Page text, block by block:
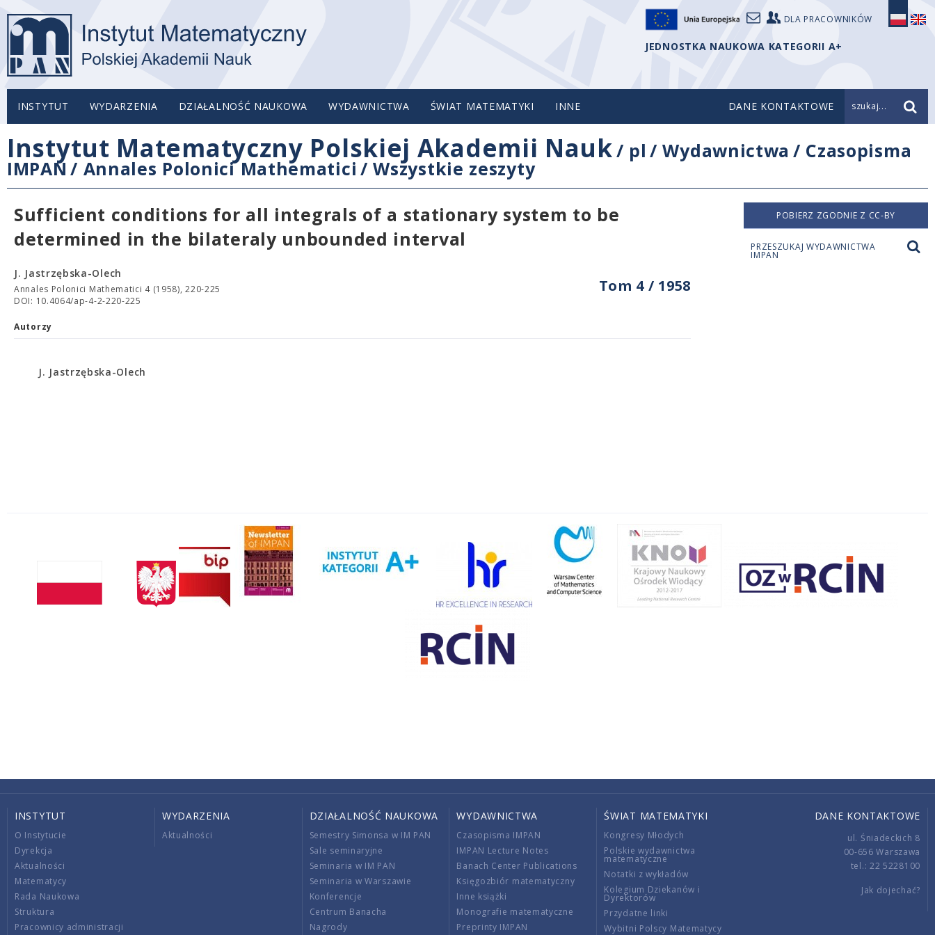
DLA PRACOWNIKÓW
JEDNOSTKA NAUKOWA KATEGORII A+
INSTYTUT WYDARZENIA DZIAŁALNOŚĆ NAUKOWA WYDAWNICTWA ŚWIAT MATEMATYKI INNE DANE KONTAKTOWE szukaj...
Instytut Matematyczny Polskiej Akademii Nauk/ pl /Wydawnictwa / Czasopisma
IMPAN / Annales Polonici Mathematici /Wszystkie zeszyty
Sufficient conditions for all integrals of a stationary system to be
determined in the bilateraly unbounded interval
Tom 4 / 1958
J. Jastrzębska-Olech
Annales Polonici Mathematici 4 (1958), 220-225
DOI: 10.4064/ap-4-2-220-225
Autorzy
J. Jastrzębska-Olech
POBIERZ ZGODNIE Z CC-BY
PRZESZUKAJ WYDAWNICTWA
IMPAN
INSTYTUT
O Instytucie
Dyrekcja
Aktualności
Matematycy
Rada Naukowa
Struktura
Pracownicy administracji
WYDARZENIA
Aktualności
DZIAŁALNOŚĆ NAUKOWA
Semestry Simonsa w IM PAN
Sale seminaryjne
Seminaria w IM PAN
Seminaria w Warszawie
Konferencje
Centrum Banacha
Nagrody
WYDAWNICTWA
Czasopisma IMPAN
IMPAN Lecture Notes
Banach Center Publications
Księgozbiór matematyczny
Inne książki
Monografie matematyczne
Preprinty IMPAN
ŚWIAT MATEMATYKI
Kongresy Młodych
Polskie wydawnictwa
matematyczne
Notatki z wykładów
Kolegium Dziekanów i
Dyrektorów
Przydatne linki
Wybitni Polscy Matematycy
DANE KONTAKTOWE
ul. Śniadeckich 8
00-656 Warszawa
tel.: 22 5228100
Jak dojechać?